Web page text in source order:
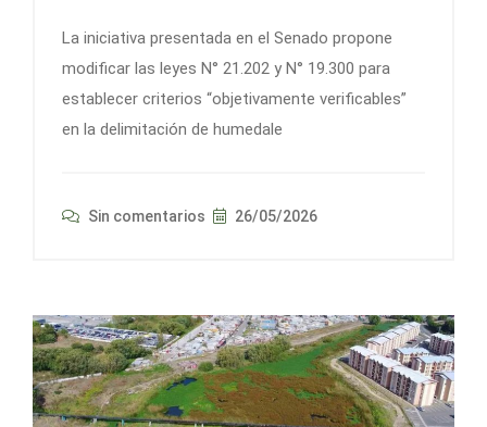
La iniciativa presentada en el Senado propone
modificar las leyes N° 21.202 y N° 19.300 para
establecer criterios “objetivamente verificables”
en la delimitación de humedale
Sin comentarios 26/05/2026